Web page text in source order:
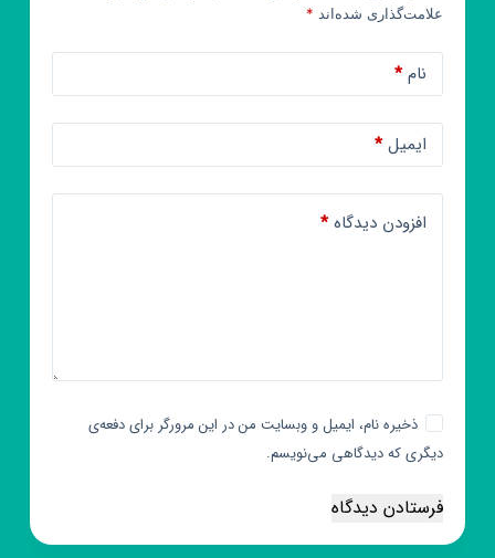
علامت‌گذاری شده‌اند *
نام*
ایمیل*
افزودن دیدگاه*
ذخیره نام، ایمیل و وبسایت من در این مرورگر برای دفعه‌ی
دیگری که دیدگاهی می‌نویسم.
فرستادن دیدگاه